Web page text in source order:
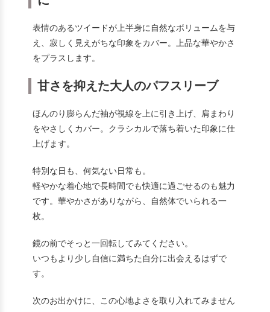
表情のあるツイードが上半身に自然なボリュームを与
え、寂しく見えがちな印象をカバー。上品な華やかさ
をプラスします。
甘さを抑えた大人のパフスリーブ
ほんのり膨らんだ袖が視線を上に引き上げ、肩まわり
をやさしくカバー。クラシカルで落ち着いた印象に仕
上げます。
特別な日も、何気ない日常も。
軽やかな着心地で長時間でも快適に過ごせるのも魅力
です。華やかさがありながら、自然体でいられる一
枚。
鏡の前でそっと一回転してみてください。
いつもより少し自信に満ちた自分に出会えるはずで
す。
次のお出かけに、この心地よさを取り入れてみません